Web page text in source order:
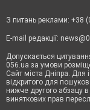
З питань реклами: +38
E-mail редакції:
Допускається
056.ua за умови
Сайт міста Дніпра. Для
відкритого для
нижче другого абзацу
виняткових прав